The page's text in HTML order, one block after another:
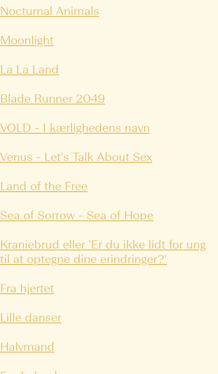
Nocturnal Animals
Moonlight
La La Land
Blade Runner 2049
VOLD - I kærlighedens navn
Venus - Let's Talk About Sex
Land of the Free
Sea of Sorrow - Sea of Hope
Kraniebrud eller 'Er du ikke lidt for ung
til at optegne dine erindringer?'
Fra hjertet
Lille danser
Halvmand